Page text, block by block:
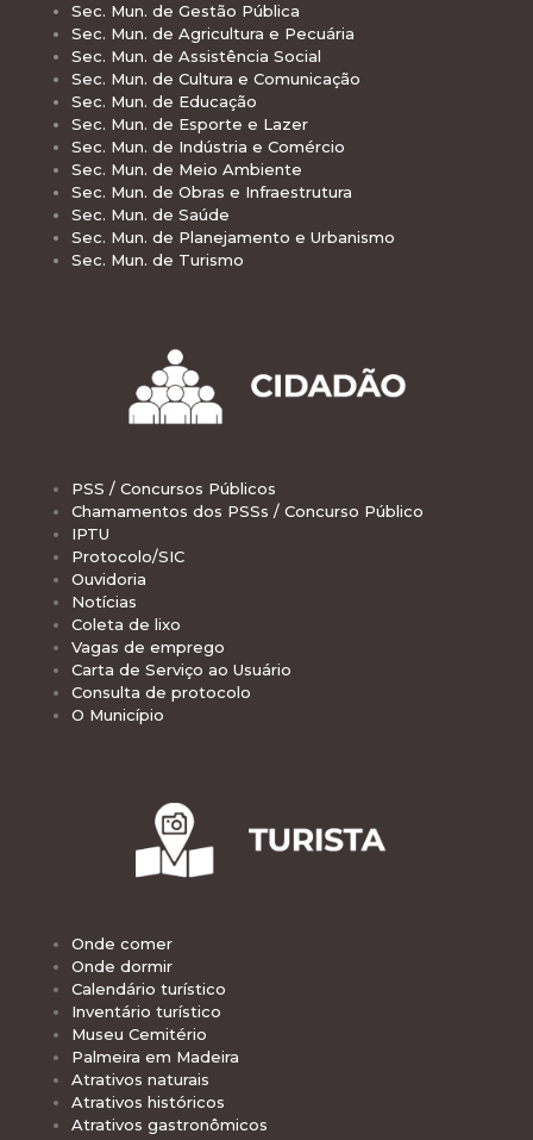
Sec. Mun. de Gestão Pública
Sec. Mun. de Agricultura e Pecuária
Sec. Mun. de Assistência Social
Sec. Mun. de Cultura e Comunicação
Sec. Mun. de Educação
Sec. Mun. de Esporte e Lazer
Sec. Mun. de Indústria e Comércio
Sec. Mun. de Meio Ambiente
Sec. Mun. de Obras e Infraestrutura
Sec. Mun. de Saúde
Sec. Mun. de Planejamento e Urbanismo
Sec. Mun. de Turismo
PSS / Concursos Públicos
Chamamentos dos PSSs / Concurso Público
IPTU
Protocolo/SIC
Ouvidoria
Notícias
Coleta de lixo
Vagas de emprego
Carta de Serviço ao Usuário
Consulta de protocolo
O Município
Onde comer
Onde dormir
Calendário turístico
Inventário turístico
Museu Cemitério
Palmeira em Madeira
Atrativos naturais
Atrativos históricos
Atrativos gastronômicos